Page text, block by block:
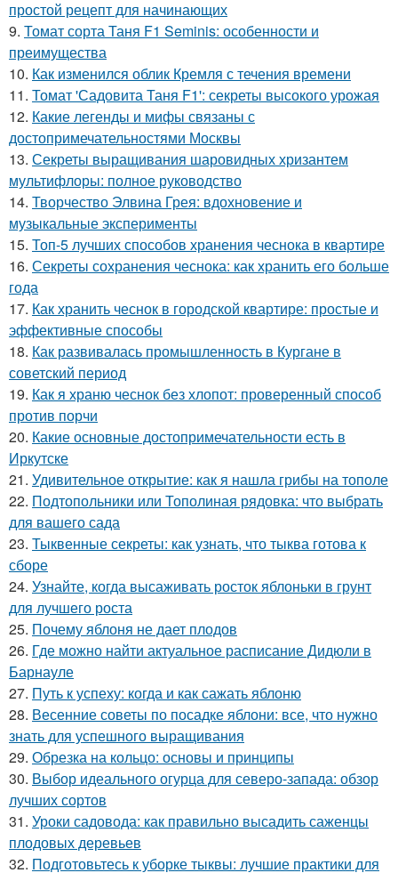
простой рецепт для начинающих
9. Томат сорта Таня F1 Seminis: особенности и
преимущества
10. Как изменился облик Кремля с течения времени
11. Томат 'Садовита Таня F1': секреты высокого урожая
12. Какие легенды и мифы связаны с
достопримечательностями Москвы
13. Секреты выращивания шаровидных хризантем
мультифлоры: полное руководство
14. Творчество Элвина Грея: вдохновение и
музыкальные эксперименты
15. Топ-5 лучших способов хранения чеснока в квартире
16. Секреты сохранения чеснока: как хранить его больше
года
17. Как хранить чеснок в городской квартире: простые и
эффективные способы
18. Как развивалась промышленность в Кургане в
советский период
19. Как я храню чеснок без хлопот: проверенный способ
против порчи
20. Какие основные достопримечательности есть в
Иркутске
21. Удивительное открытие: как я нашла грибы на тополе
22. Подтопольники или Тополиная рядовка: что выбрать
для вашего сада
23. Тыквенные секреты: как узнать, что тыква готова к
сборе
24. Узнайте, когда высаживать росток яблоньки в грунт
для лучшего роста
25. Почему яблоня не дает плодов
26. Где можно найти актуальное расписание Дидюли в
Барнауле
27. Путь к успеху: когда и как сажать яблоню
28. Весенние советы по посадке яблони: все, что нужно
знать для успешного выращивания
29. Обрезка на кольцо: основы и принципы
30. Выбор идеального огурца для северо-запада: обзор
лучших сортов
31. Уроки садовода: как правильно высадить саженцы
плодовых деревьев
32. Подготовьтесь к уборке тыквы: лучшие практики для